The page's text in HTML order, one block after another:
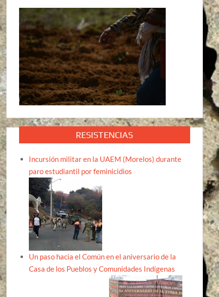
RESISTENCIAS
Incursión militar en la UAEM (Morelos) durante
paro estudiantil por feminicidios
Un paso hacia el Común en el aniversario de la
Casa de los Pueblos y Comunidades Indígenas